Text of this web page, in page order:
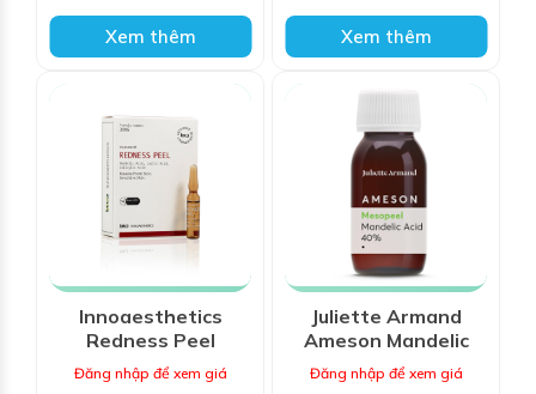
Xem thêm Xem thêm
Innoaesthetics
Redness Peel
Đăng nhập để xem giá
Juliette Armand
Ameson Mandelic
Acid 40%
Đăng nhập để xem giá